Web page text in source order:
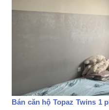
Bán căn hộ Topaz Twins 1